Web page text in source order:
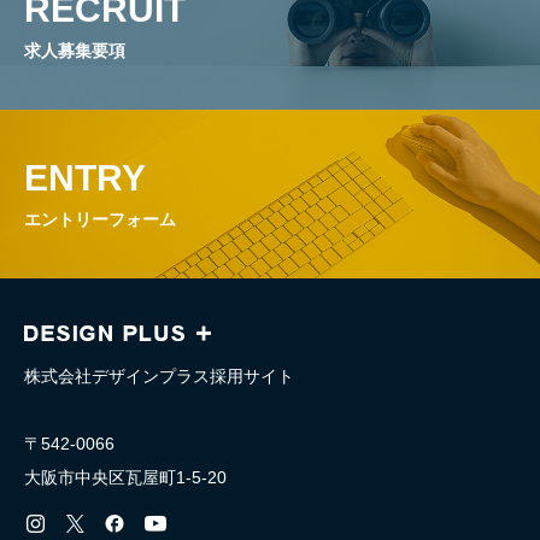
RECRUIT
求人募集要項
ENTRY
エントリーフォーム
株式会社デザインプラス採用サイト
〒542-0066
大阪市中央区瓦屋町1-5-20